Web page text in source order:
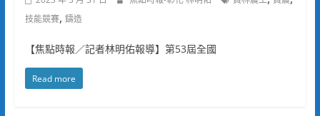
技能競賽, 鑄造
【焦點時報／記者林明佑報導】第53屆全國
Read more